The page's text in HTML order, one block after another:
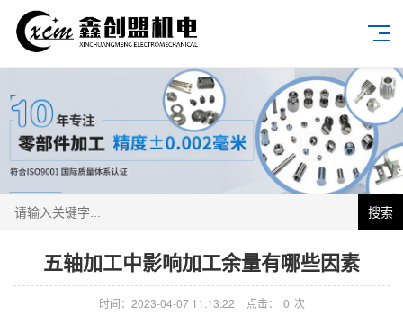
搜索
五轴加工中影响加工余量有哪些因素
时间：2023-04-07 11:13:22 点击： 0 次